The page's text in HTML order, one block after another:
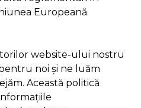
Europeană.
website-ului nostru
noi și ne luăm
Această politică